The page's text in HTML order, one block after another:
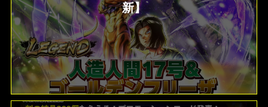
新】